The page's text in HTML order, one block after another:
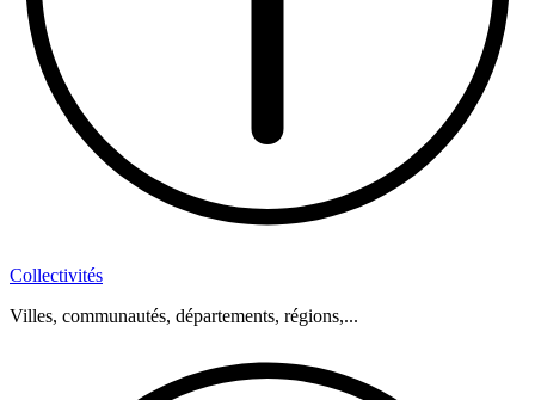
Collectivités
Villes, communautés, départements, régions,...